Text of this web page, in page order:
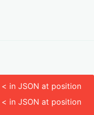
in JSON at position
in JSON at position